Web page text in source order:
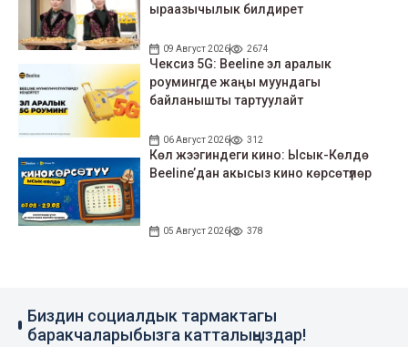
ыраазычылык билдирет
09 Август 2026 2674
Чексиз 5G: Beeline эл аралык
роумингде жаңы муундагы
байланышты тартуулайт
06 Август 2026 312
Көл жээгиндеги кино: Ысык-Көлдө
Beeline’дан акысыз кино көрсөтүлөр
05 Август 2026 378
Биздин социалдык тармактагы
баракчаларыбызга катталыңыздар!